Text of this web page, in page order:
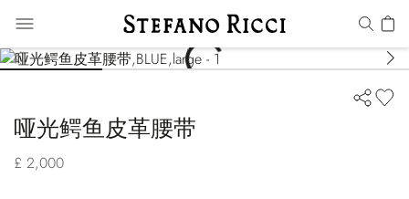
哑光鳄鱼皮革腰带
£ 2,000